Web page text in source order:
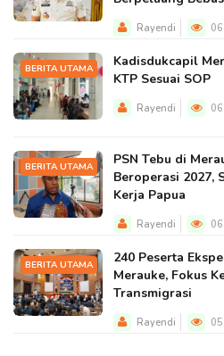
Rayendi
BERITA UTAMA
Kadisdukcapil
KTP Sesuai SOP
Rayendi
BERITA UTAMA
PSN Tebu di
Beroperasi 2027,
Kerja Papua
Rayendi
BERITA UTAMA
240 Peserta
Merauke, Fokus
Transmigrasi
Rayendi